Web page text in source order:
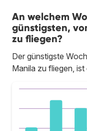
An welchem
günstigsten,
zu fliegen?
Der günstigste
Manila zu fliegen, ist